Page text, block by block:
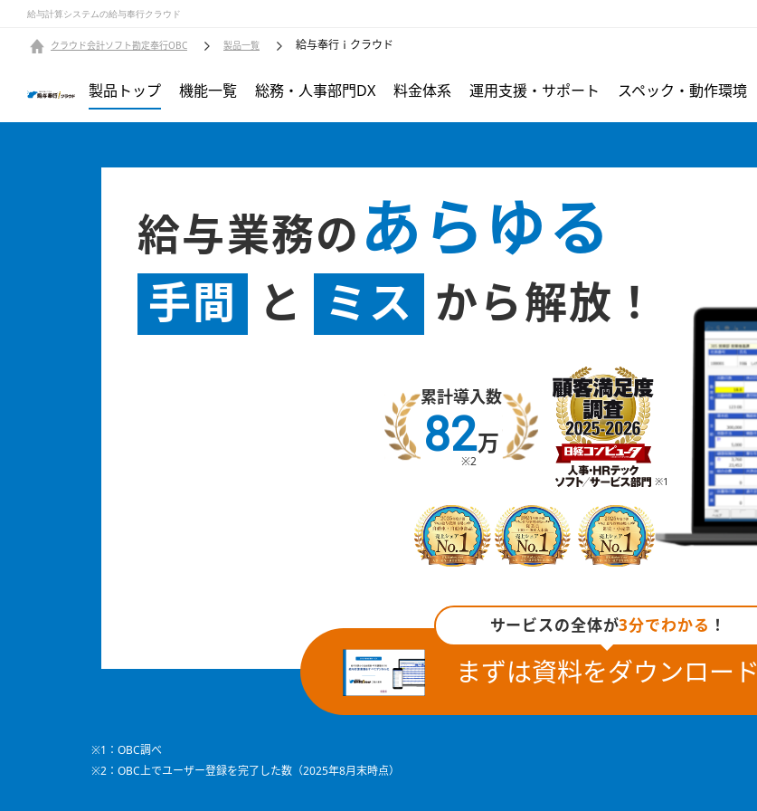
給与計算システムの給与奉行クラウド
クラウド会計ソフト勘定奉行OBC 製品一覧 給与奉行ｉクラウド
製品トップ 機能一覧 総務・人事部門DX 料金体系 運用支援・サポート スペック・動作環境
給与業務の あらゆる
手間 と ミス から解放！
累計導入数
82万
※2
※1
サービスの全体が3分でわかる ！
まずは資料をダウンロード
※1：OBC調べ
※2：OBC上でユーザー登録を完了した数（2025年8月末時点）